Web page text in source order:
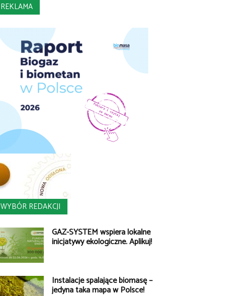
REKLAMA
WYBÓR REDAKCJI
GAZ-SYSTEM wspiera lokalne
inicjatywy ekologiczne. Aplikuj!
Instalacje spalające biomasę –
jedyna taka mapa w Polsce!